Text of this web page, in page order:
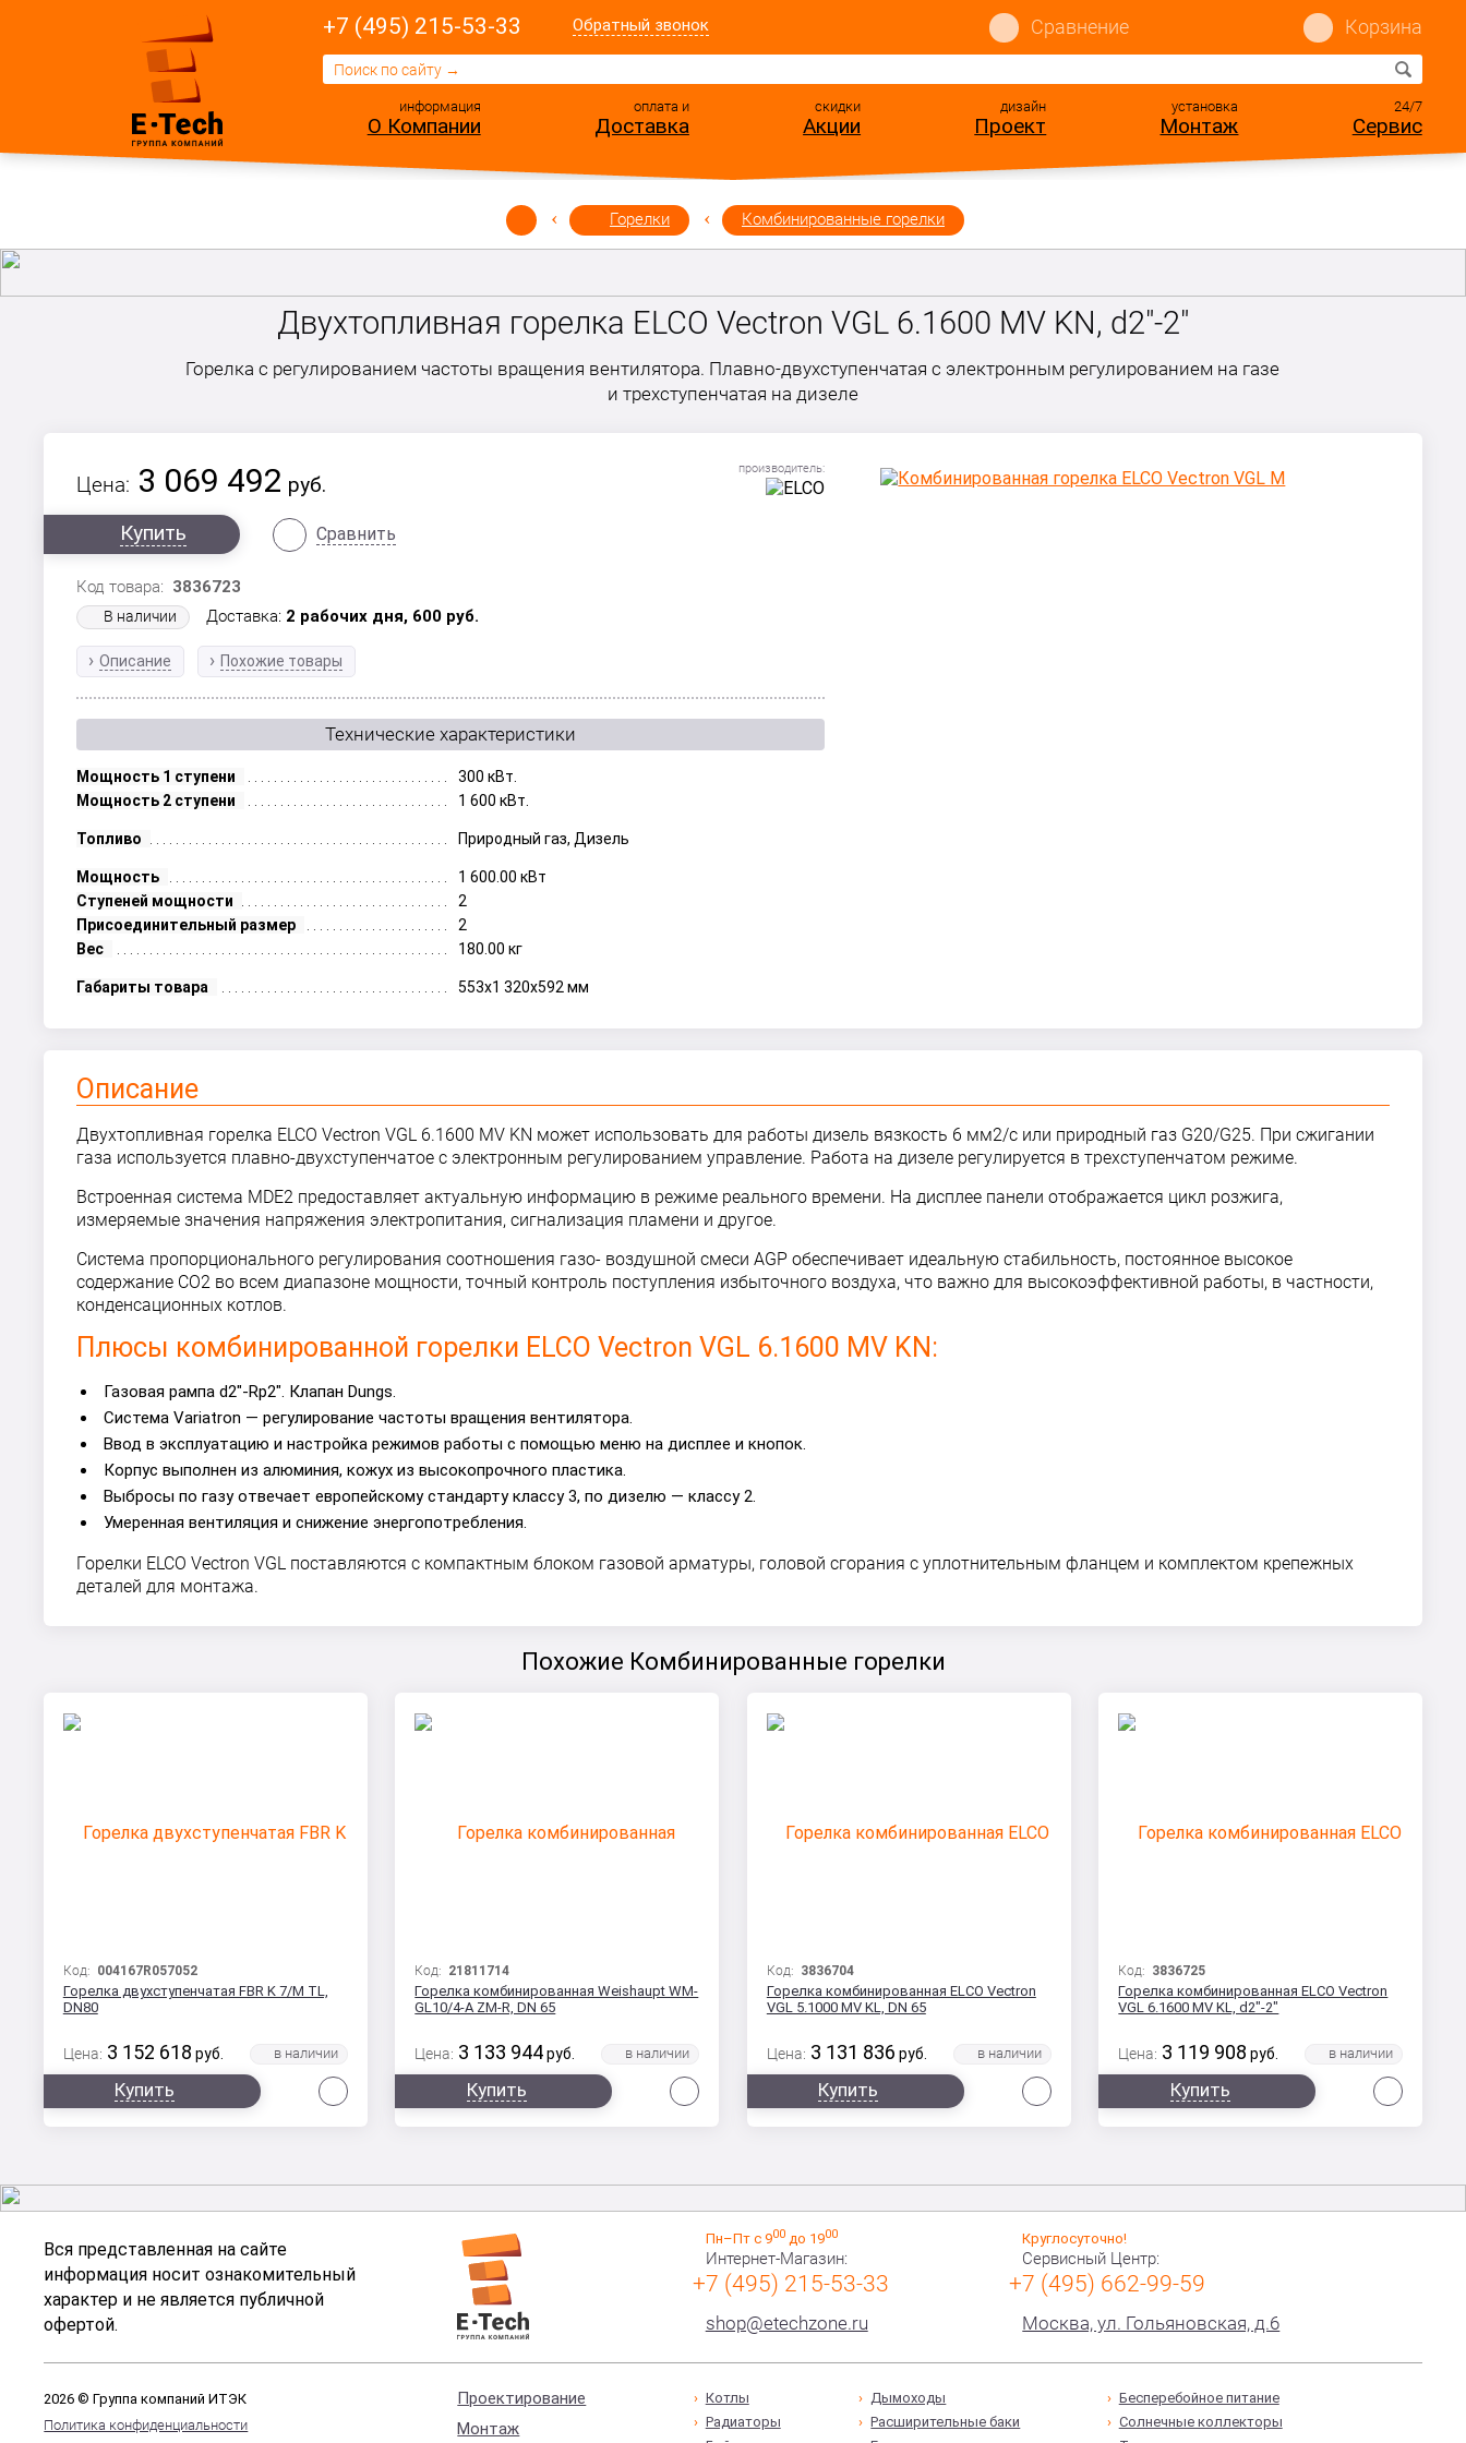
+7 (495) 215-53-33 Обратный звонок Сравнение Корзина
информация
О Компании
оплата и
Доставка
скидки
Акции
дизайн
Проект
установка
Монтаж
24/7
Сервис
Горелки Комбинированные горелки
Двухтопливная горелка ELCO Vectron VGL 6.1600 MV KN, d2"-2"
Горелка c регулированием частоты вращения вентилятора. Плавно-двухступенчатая с электронным регулированием на газе
и трехступенчатая на дизеле
Цена: 3 069 492 руб.
Купить
Сравнить
Код товара: 3836723
В наличии Доставка: 2 рабочих дня, 600 руб.
Описание Похожие товары
Технические характеристики
Мощность 1 ступени
300 кВт.
Мощность 2 ступени
1 600 кВт.
Топливо Природный газ, Дизель
Мощность
1 600.00 кВт
Ступеней мощности
2
Присоединительный размер
2
Вес
180.00 кг
Габариты товара 553x1 320x592 мм
Описание
Двухтопливная горелка ELCO Vectron VGL 6.1600 MV KN может использовать для работы дизель вязкость 6 мм2/с или природный газ G20/G25. При сжигании
газа используется плавно-двухступенчатое с электронным регулированием управление. Работа на дизеле регулируется в трехступенчатом режиме.
Встроенная система MDE2 предоставляет актуальную информацию в режиме реального времени. На дисплее панели отображается цикл розжига,
измеряемые значения напряжения электропитания, сигнализация пламени и другое.
Система пропорционального регулирования соотношения газо- воздушной смеси AGP обеспечивает идеальную стабильность, постоянное высокое
содержание CO2 во всем диапазоне мощности, точный контроль поступления избыточного воздуха, что важно для высокоэффективной работы, в частности,
конденсационных котлов.
Плюсы комбинированной горелки ELCO Vectron VGL 6.1600 MV KN:
Газовая рампа d2"-Rp2". Клапан Dungs.
Система Variatron — регулирование частоты вращения вентилятора.
Ввод в эксплуатацию и настройка режимов работы с помощью меню на дисплее и кнопок.
Корпус выполнен из алюминия, кожух из высокопрочного пластика.
Выбросы по газу отвечает европейскому стандарту классу 3, по дизелю — классу 2.
Умеренная вентиляция и снижение энергопотребления.
Горелки ELCO Vectron VGL поставляются с компактным блоком газовой арматуры, головой сгорания с уплотнительным фланцем и комплектом крепежных
деталей для монтажа.
Похожие Комбинированные горелки
Код: 004167R057052
Горелка двухступенчатая FBR K 7/M TL,
DN80
Цена: 3 152 618 руб.
Купить
Код: 21811714
Горелка комбинированная Weishaupt WM-
GL10/4-A ZM-R, DN 65
Цена: 3 133 944 руб.
Купить
Код: 3836704
Горелка комбинированная ELCO Vectron
VGL 5.1000 MV KL, DN 65
Цена: 3 131 836 руб.
Купить
Код: 3836725
Горелка комбинированная ELCO Vectron
VGL 6.1600 MV KL, d2"-2"
Цена: 3 119 908 руб.
Купить
Вся представленная на сайте
информация носит ознакомительный
характер и не является публичной
офертой.
Пн–Пт с 900до 1900
Интернет-Магазин:
+7 (495) 215-53-33
shop@etechzone.ru
Круглосуточно!
Сервисный Центр:
+7 (495) 662-99-59
Москва, ул. Гольяновская, д.6
2026 © Группа компаний ИТЭК
Политика конфиденциальности
Проектирование
Монтаж
Котлы
Радиаторы
Дымоходы
Расширительные баки
Бесперебойное питание
Солнечные коллекторы